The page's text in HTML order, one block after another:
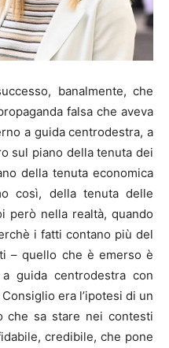
banalmente, che
falsa che aveva
a guida centrodestra, a
sul piano della tenuta dei
della tenuta economica
così, della tenuta delle
però nella realtà, quando
i fatti contano più del
– quello che è emerso è
guida centrodestra con
era l’ipotesi di un
che sa stare nei contesti
credibile, che pone